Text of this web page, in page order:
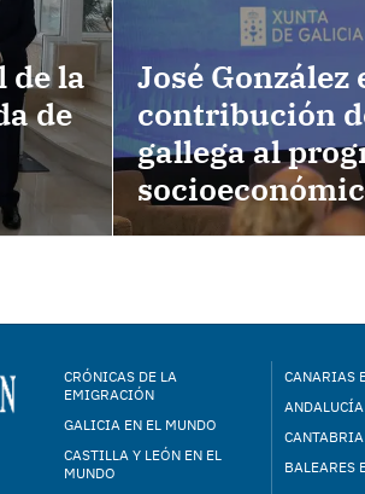
de la
de
José González
contribución
gallega al
CRÓNICAS DE LA
EMIGRACIÓN
GALICIA EN EL MUNDO
CASTILLA Y LEÓN EN EL
MUNDO
CANARIAS
BALEARES